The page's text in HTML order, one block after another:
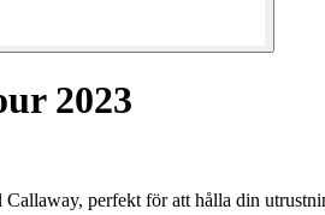
2023
perfekt för att hålla din